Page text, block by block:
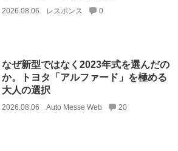
2026.08.06 レスポンス 0
なぜ新型ではなく2023年式を選んだの
か。トヨタ「アルファード」を極める
大人の選択
2026.08.06 Auto Messe Web 20